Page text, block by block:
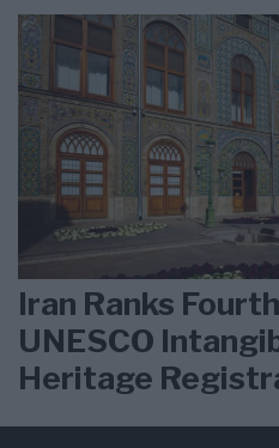
Iran Ranks
UNESCO
Heritage